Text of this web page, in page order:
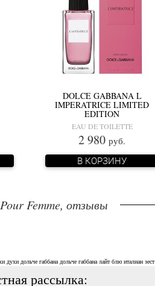
DOLCE GABBANA L
IMPERATRICE LIMITED
EDITION
EAU DE TOILETTE
2 980 руб.
В КОРЗИНУ
Femme, отзывы
духи дольче габбана дольче габбана лайт блю италиан зест
рассылка: